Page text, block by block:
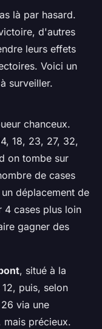
là par hasard.
d'autres
leurs effets
Voici un
surveiller.
chanceux.
18, 23, 27, 32,
on tombe sur
de cases
déplacement de
4 cases plus loin
gagner des
, situé à la
puis, selon
via une
mais précieux.